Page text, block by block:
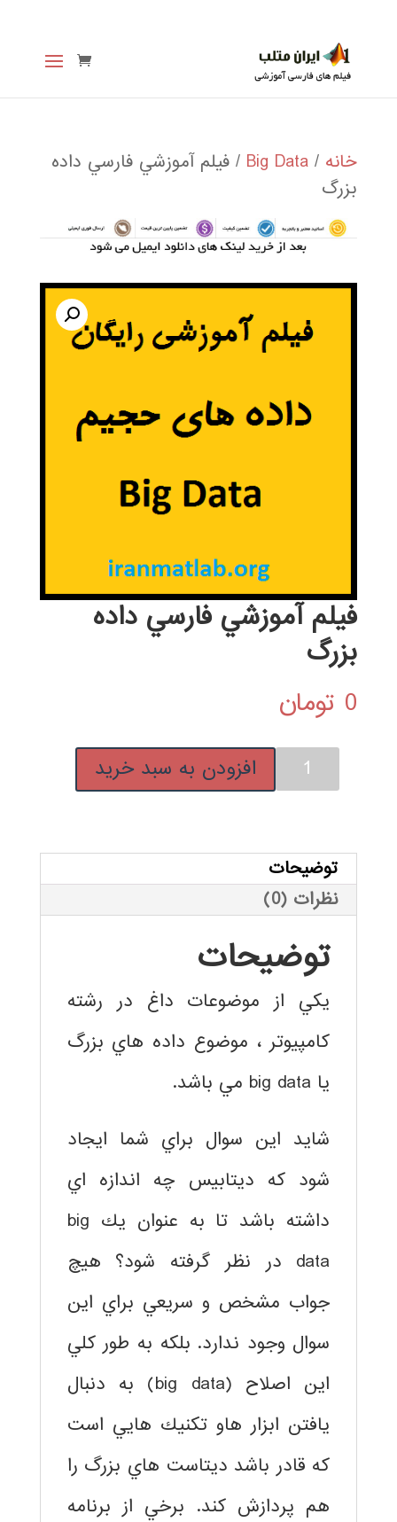
خانه /
Big Data / فيلم آموزشي فارسي داده
بزرگ
فيلم آموزشي فارسي داده
بزرگ
0 تومان
آموزشي
بزرگ
عدد
افزودن به سبد خرید
توضیحات
نظرات (0)
توضیحات
يكي از موضوعات داغ در رشته
كامپيوتر ، موضوع داده هاي بزرگ
يا big data مي باشد.
شايد اين سوال براي شما ايجاد
شود كه ديتابيس چه اندازه اي
داشته باشد تا به عنوان يك big
data در نظر گرفته شود؟ هيچ
جواب مشخص و سريعي براي اين
سوال وجود ندارد. بلكه به طور كلي
اين اصلاح (big data) به دنبال
يافتن ابزار هاو تكنيك هايي است
كه قادر باشد ديتاست هاي بزرگ را
هم پردازش كند. برخي از برنامه